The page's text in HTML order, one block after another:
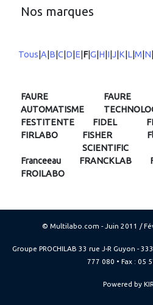
Nos marques
Tous A B C D E F|G H I J K L M N
FAURE
AUTOMATISME
FAURE
FESTITENTE FIDEL
FIRLABO
FISHER
SCIENTIFIC
Franceeau
FRANCKLAB
FROILABO
© Multilabo.com - Juin 2011 /
Groupe PROCHILAB 33 rue J-R Guyon -
777 080 • Fax : 05
Powered by